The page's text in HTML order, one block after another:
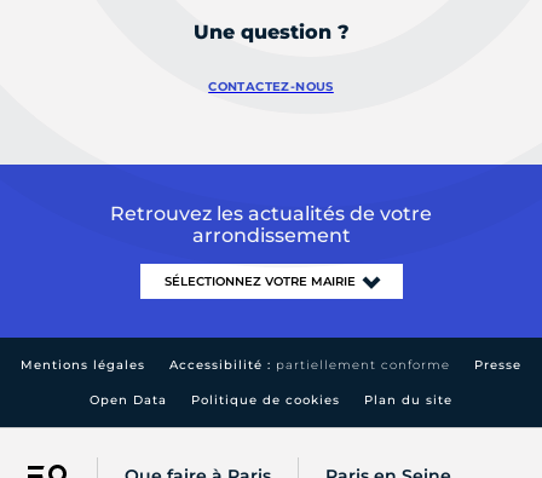
Une question ?
CONTACTEZ-NOUS
Retrouvez les actualités de votre
arrondissement
Mentions légales Accessibilité : partiellement conforme Presse
Open Data Politique de cookies Plan du site